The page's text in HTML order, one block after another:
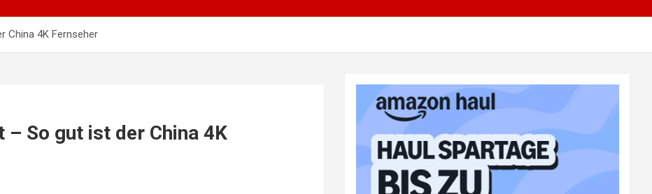
China 4K Fernseher
– So gut ist der China 4K